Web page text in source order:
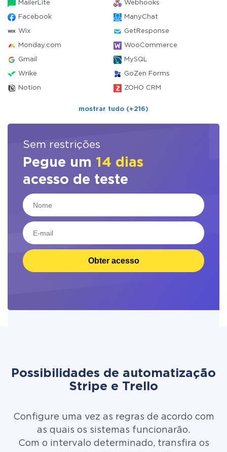
MailerLite Webhooks
Facebook ManyChat
Wix GetResponse
Monday.com WooCommerce
Gmail MySQL
Wrike GoZen Forms
Notion ZOHO CRM
mostrar tudo (+216)
Sem restrições
Pegue um 14 dias
acesso de teste
Obter acesso
Possibilidades de automatização
Stripe e Trello
Configure uma vez as regras de acordo com
as quais os sistemas funcionarão.
Com o intervalo determinado, transfira os